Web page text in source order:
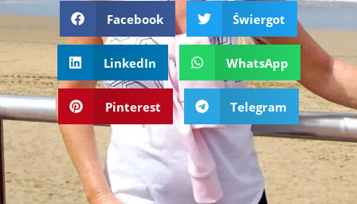
Facebook Świergot
LinkedIn WhatsApp
Pinterest Telegram